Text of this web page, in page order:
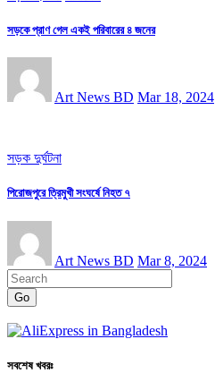
সড়কে প্রাণ গেল একই পরিবারের ৪ জনের
Art News BD Mar 18, 2024
সড়ক দুর্ঘটনা
পিরোজপুরে ত্রিমুখী সংঘর্ষে নিহত ৭
Art News BD Mar 8, 2024
Go
সবশেষ খবরঃ